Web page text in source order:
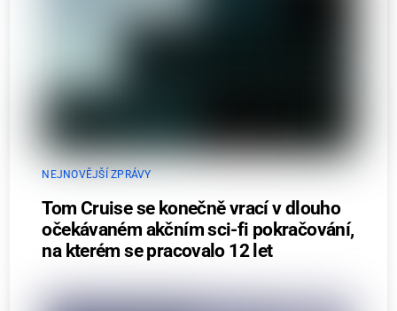
NEJNOVĚJŠÍ ZPRÁVY
Tom Cruise se konečně vrací v dlouho
očekávaném akčním sci-fi pokračování,
na kterém se pracovalo 12 let